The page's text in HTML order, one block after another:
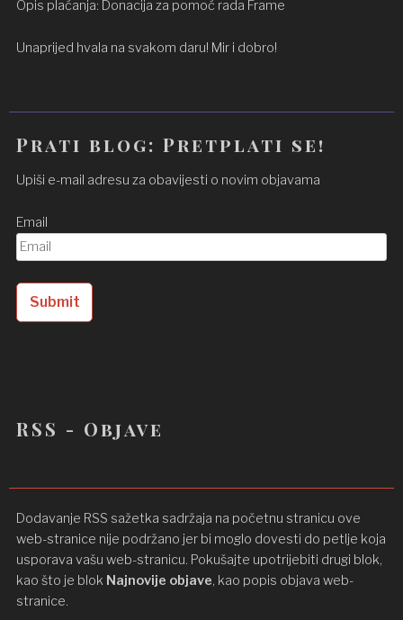
Opis plaćanja: Donacija za pomoć rada Frame
Unaprijed hvala na svakom daru! Mir i dobro!
Prati blog: Pretplati se!
Upiši e-mail adresu za obavijesti o novim objavama
Email
RSS - Objave
Dodavanje RSS sažetka sadržaja na početnu stranicu ove
web-stranice nije podržano jer bi moglo dovesti do petlje koja
usporava vašu web-stranicu. Pokušajte upotrijebiti drugi blok,
kao što je blok Najnovije objave, kao popis objava ​​web-
stranice.